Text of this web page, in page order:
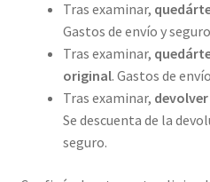
Tras examinar,
Gastos de envío y
Tras examinar,
original. Gastos de
Tras examinar,
Se descuenta de la
seguro.